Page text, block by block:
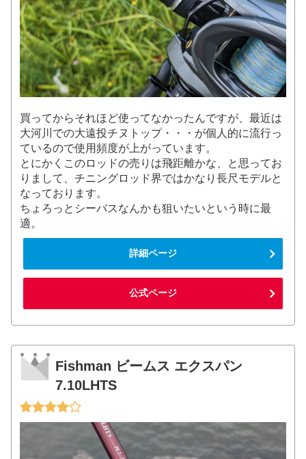
買ってからそれほど使ってなかったんですが、最近は
大河川での大遠投チヌトップ・・・が個人的に流行っ
ているので使用頻度が上がっています。
とにかくこのロッドの売りは飛距離かな、と思ってお
りまして、チニングロッド界ではかなり長尺モデルと
なっております。
ちょろっとシーバスなんかも狙いたいという時に最
適。
詳細ページ
公式ページ
Fishman ビームス エクスパン
7.10LHTS